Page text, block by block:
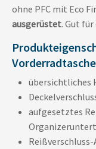
ohne PFC mit Eco
ausgerüstet. Gut
Vorderradtasche
übersichtliches
aufgesetztes